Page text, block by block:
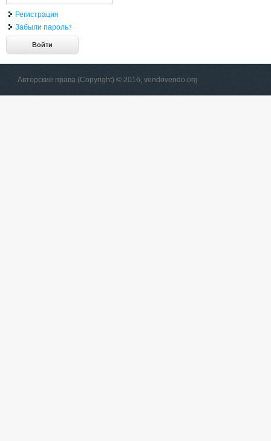
Регистрация
Забыли пароль?
Авторские права (Copyright) © 2016, vendovendo.org